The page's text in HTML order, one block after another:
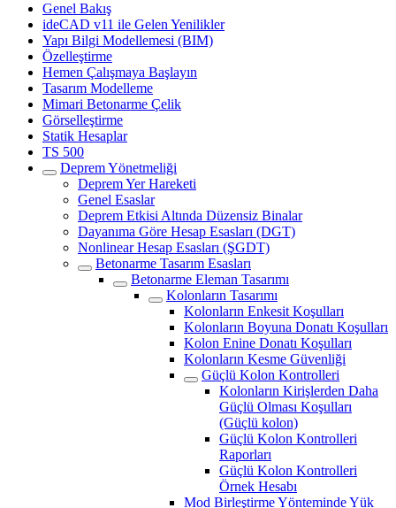
Genel Bakış
ideCAD v11 ile Gelen Yenilikler
Yapı Bilgi Modellemesi (BIM)
Özelleştirme
Hemen Çalışmaya Başlayın
Tasarım Modelleme
Mimari Betonarme Çelik
Görselleştirme
Statik Hesaplar
TS 500
Deprem Yönetmeliği
Deprem Yer Hareketi
Genel Esaslar
Deprem Etkisi Altında Düzensiz Binalar
Dayanıma Göre Hesap Esasları (DGT)
Nonlinear Hesap Esasları (ŞGDT)
Betonarme Tasarım Esasları
Betonarme Eleman Tasarımı
Kolonların Tasarımı
Kolonların Enkesit Koşulları
Kolonların Boyuna Donatı Koşulları
Kolon Enine Donatı Koşulları
Kolonların Kesme Güvenliği
Güçlü Kolon Kontrolleri
Kolonların Kirişlerden Daha
Güçlü Olması Koşulları
(Güçlü kolon)
Güçlü Kolon Kontrolleri
Raporları
Güçlü Kolon Kontrolleri
Örnek Hesabı
Mod Birleştirme Yönteminde Yük